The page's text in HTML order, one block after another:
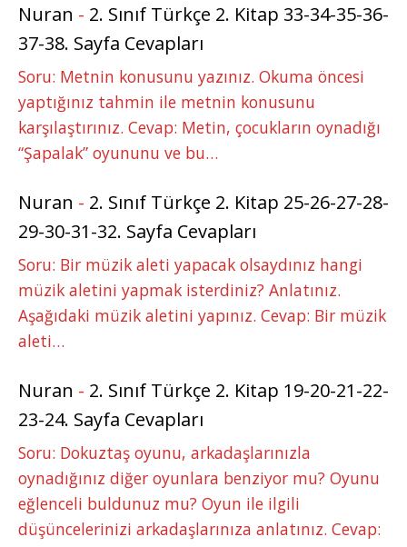
Nuran - 2. Sınıf Türkçe 2. Kitap 33-34-35-36-
37-38. Sayfa Cevapları
Soru: Metnin konusunu yazınız. Okuma öncesi
yaptığınız tahmin ile metnin konusunu
karşılaştırınız. Cevap: Metin, çocukların oynadığı
“Şapalak” oyununu ve bu…
Nuran - 2. Sınıf Türkçe 2. Kitap 25-26-27-28-
29-30-31-32. Sayfa Cevapları
Soru: Bir müzik aleti yapacak olsaydınız hangi
müzik aletini yapmak isterdiniz? Anlatınız.
Aşağıdaki müzik aletini yapınız. Cevap: Bir müzik
aleti…
Nuran - 2. Sınıf Türkçe 2. Kitap 19-20-21-22-
23-24. Sayfa Cevapları
Soru: Dokuztaş oyunu, arkadaşlarınızla
oynadığınız diğer oyunlara benziyor mu? Oyunu
eğlenceli buldunuz mu? Oyun ile ilgili
düşüncelerinizi arkadaşlarınıza anlatınız. Cevap: